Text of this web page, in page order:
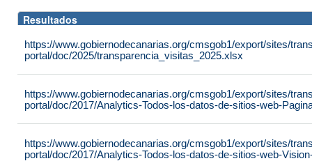
Resultados
https://www.gobiernodecanarias.org/cmsgob1/export/sites/
portal/doc/2025/transparencia_visitas_2025.xlsx
https://www.gobiernodecanarias.org/cmsgob1/export/sites/
portal/doc/2017/Analytics-Todos-los-datos-de-sitios-web-
https://www.gobiernodecanarias.org/cmsgob1/export/sites/
portal/doc/2017/Analytics-Todos-los-datos-de-sitios-web-